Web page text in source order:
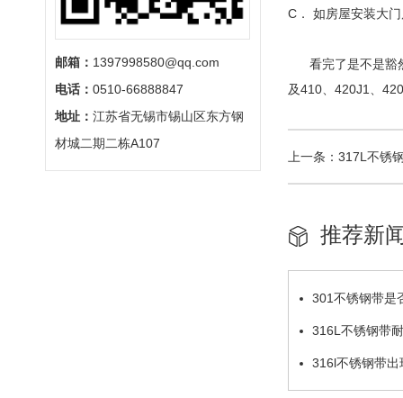
邮箱： 1397998580@qq.com
电话： 0510-66888847
地址： 江苏省无锡市锡山区东方钢
材城二期二栋A107
C． 如房屋安装大
看完了是不是豁然
及410、420J1、
上一条： 317L不锈
推荐新
301不锈钢带是
316L不锈钢带
316l不锈钢带